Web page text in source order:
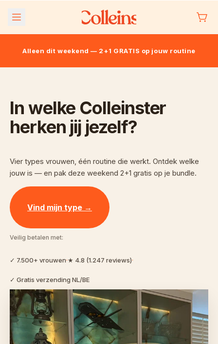
Meteen
content
Alleen dit weekend — 2+1 GRATIS op jouw routine
In welke Colleinster
herken jij jezelf?
Vier types vrouwen, één routine die werkt. Ontdek welke
jouw is — en pak deze weekend 2+1 gratis op je bundle.
Vind mijn type →
Veilig betalen met:
✓ 7.500+ vrouwen·★ 4.8 (1.247 reviews)·
✓ Gratis verzending NL/BE